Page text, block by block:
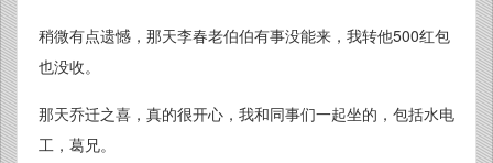
稍微有点遗憾，那天李春老伯伯有事没能来，我转他500红包
也没收。
那天乔迁之喜，真的很开心，我和同事们一起坐的，包括水电
工，葛兄。